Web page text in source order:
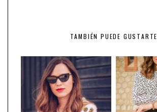
TAMBIÉN PUEDE GUSTARTE